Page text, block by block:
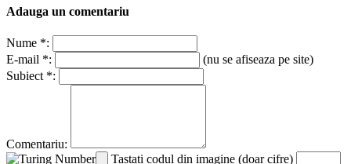
Adauga un comentariu
Nume *:
E-mail *:
(nu se afiseaza pe site)
Subiect *:
Comentariu:
Tastati codul din imagine (doar cifre)